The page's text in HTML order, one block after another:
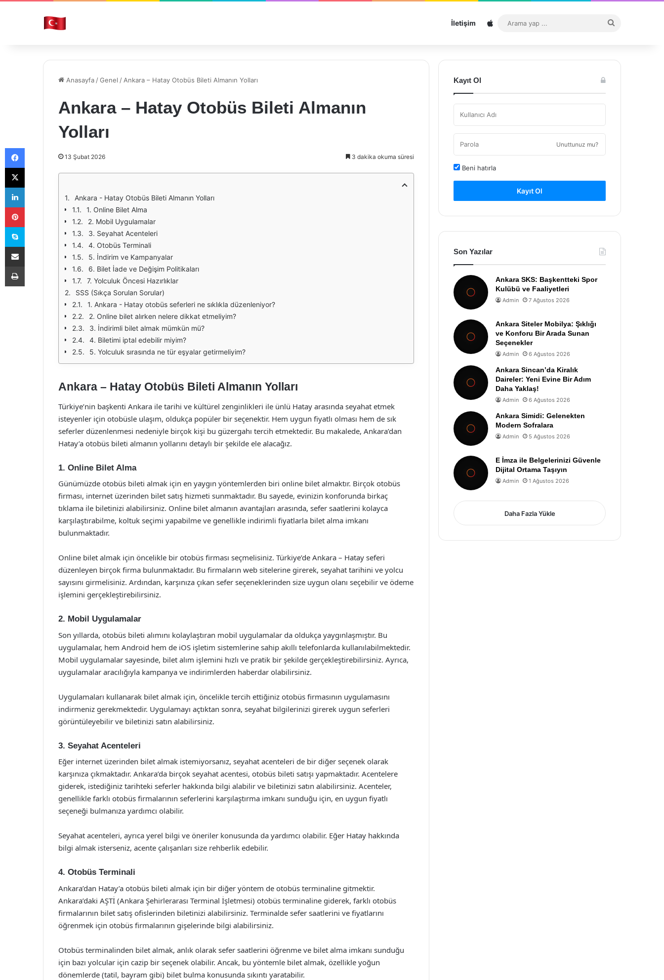
İletişim Sitemap
...
Anasayfa /Genel / Ankara – Hatay Otobüs Bileti Almanın Yolları
Ankara – Hatay Otobüs Bileti Almanın
Yolları
13 Şubat 2026 3 dakika okuma süresi
Ankara - Hatay Otobüs Bileti Almanın Yolları
1. Online Bilet Alma
2. Mobil Uygulamalar
3. Seyahat Acenteleri
4. Otobüs Terminali
5. İndirim ve Kampanyalar
6. Bilet İade ve Değişim Politikaları
7. Yolculuk Öncesi Hazırlıklar
SSS (Sıkça Sorulan Sorular)
1. Ankara - Hatay otobüs seferleri ne sıklıkla düzenleniyor?
2. Online bilet alırken nelere dikkat etmeliyim?
3. İndirimli bilet almak mümkün mü?
4. Biletimi iptal edebilir miyim?
5. Yolculuk sırasında ne tür eşyalar getirmeliyim?
Ankara – Hatay Otobüs Bileti Almanın Yolları
Türkiye’nin başkenti Ankara ile tarihi ve kültürel zenginlikleri ile ünlü Hatay arasında seyahat etmek
isteyenler için otobüsle ulaşım, oldukça popüler bir seçenektir. Hem uygun fiyatlı olması hem de sık
seferler düzenlenmesi nedeniyle birçok kişi bu güzergahı tercih etmektedir. Bu makalede, Ankara’dan
Hatay’a otobüs bileti almanın yollarını detaylı bir şekilde ele alacağız.
1. Online Bilet Alma
Günümüzde otobüs bileti almak için en yaygın yöntemlerden biri online bilet almaktır. Birçok otobüs
firması, internet üzerinden bilet satış hizmeti sunmaktadır. Bu sayede, evinizin konforunda birkaç
tıklama ile biletinizi alabilirsiniz. Online bilet almanın avantajları arasında, sefer saatlerini kolayca
karşılaştırabilme, koltuk seçimi yapabilme ve genellikle indirimli fiyatlarla bilet alma imkanı
bulunmaktadır.
Online bilet almak için öncelikle bir otobüs firması seçmelisiniz. Türkiye’de Ankara – Hatay seferi
düzenleyen birçok firma bulunmaktadır. Bu firmaların web sitelerine girerek, seyahat tarihini ve yolcu
sayısını girmelisiniz. Ardından, karşınıza çıkan sefer seçeneklerinden size uygun olanı seçebilir ve ödeme
işlemini gerçekleştirebilirsiniz.
2. Mobil Uygulamalar
Son yıllarda, otobüs bileti alımını kolaylaştıran mobil uygulamalar da oldukça yaygınlaşmıştır. Bu
uygulamalar, hem Android hem de iOS işletim sistemlerine sahip akıllı telefonlarda kullanılabilmektedir.
Mobil uygulamalar sayesinde, bilet alım işlemini hızlı ve pratik bir şekilde gerçekleştirebilirsiniz. Ayrıca,
uygulamalar aracılığıyla kampanya ve indirimlerden haberdar olabilirsiniz.
Uygulamaları kullanarak bilet almak için, öncelikle tercih ettiğiniz otobüs firmasının uygulamasını
indirmeniz gerekmektedir. Uygulamayı açtıktan sonra, seyahat bilgilerinizi girerek uygun seferleri
görüntüleyebilir ve biletinizi satın alabilirsiniz.
3. Seyahat Acenteleri
Eğer internet üzerinden bilet almak istemiyorsanız, seyahat acenteleri de bir diğer seçenek olarak
karşınıza çıkmaktadır. Ankara’da birçok seyahat acentesi, otobüs bileti satışı yapmaktadır. Acentelere
giderek, istediğiniz tarihteki seferler hakkında bilgi alabilir ve biletinizi satın alabilirsiniz. Acenteler,
genellikle farklı otobüs firmalarının seferlerini karşılaştırma imkanı sunduğu için, en uygun fiyatlı
seçeneği bulmanıza yardımcı olabilir.
Seyahat acenteleri, ayrıca yerel bilgi ve öneriler konusunda da yardımcı olabilir. Eğer Hatay hakkında
bilgi almak isterseniz, acente çalışanları size rehberlik edebilir.
4. Otobüs Terminali
Ankara’dan Hatay’a otobüs bileti almak için bir diğer yöntem de otobüs terminaline gitmektir.
Ankara’daki AŞTİ (Ankara Şehirlerarası Terminal İşletmesi) otobüs terminaline giderek, farklı otobüs
firmalarının bilet satış ofislerinden biletinizi alabilirsiniz. Terminalde sefer saatlerini ve fiyatlarını
öğrenmek için otobüs firmalarının gişelerinde bilgi alabilirsiniz.
Otobüs terminalinden bilet almak, anlık olarak sefer saatlerini öğrenme ve bilet alma imkanı sunduğu
için bazı yolcular için cazip bir seçenek olabilir. Ancak, bu yöntemle bilet almak, özellikle yoğun
dönemlerde (tatil, bayram gibi) bilet bulma konusunda sıkıntı yaratabilir.
Kayıt Ol
Unuttunuz mu?
Beni hatırla
Kayıt Ol
Son Yazılar
Ankara SKS: Başkentteki Spor
Kulübü ve Faaliyetleri
Admin 7 Ağustos 2026
Ankara Siteler Mobilya: Şıklığı
ve Konforu Bir Arada Sunan
Seçenekler
Admin 6 Ağustos 2026
Ankara Sincan’da Kiralık
Daireler: Yeni Evine Bir Adım
Daha Yaklaş!
Admin 6 Ağustos 2026
Ankara Simidi: Gelenekten
Modern Sofralara
Admin 5 Ağustos 2026
E İmza ile Belgelerinizi Güvenle
Dijital Ortama Taşıyın
Admin 1 Ağustos 2026
Daha Fazla Yükle
Facebook
X
LinkedIn
Pinterest
Skype
E-Posta ile paylaş